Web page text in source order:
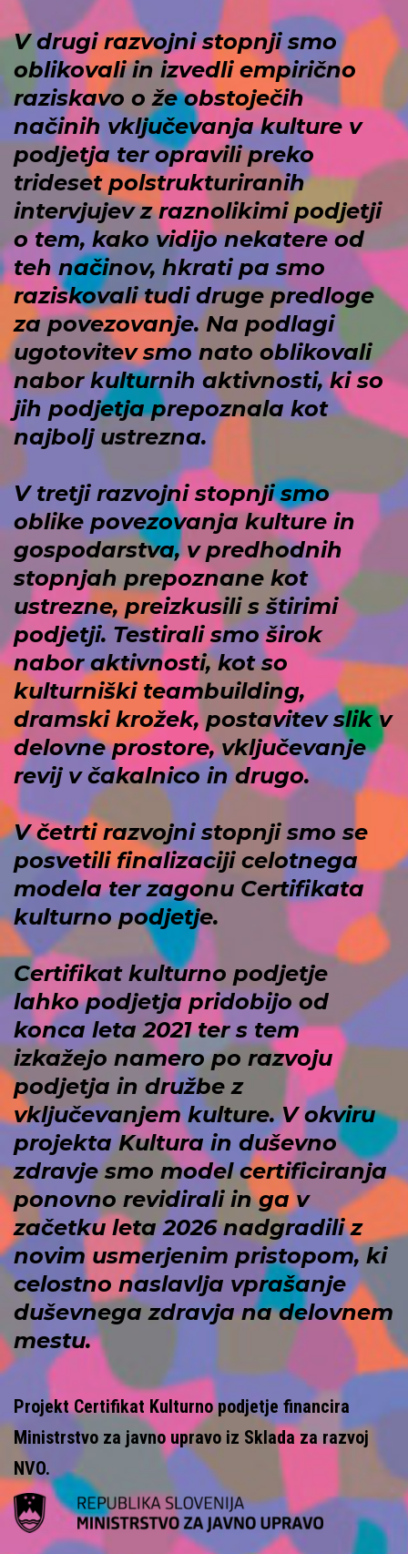
V drugi razvojni stopnji smo
oblikovali in izvedli empirično
raziskavo o že obstoječih
načinih vključevanja kulture v
podjetja ter opravili preko
trideset polstrukturiranih
intervjujev z raznolikimi podjetji
o tem, kako vidijo nekatere od
teh načinov, hkrati pa smo
raziskovali tudi druge predloge
za povezovanje. Na podlagi
ugotovitev smo nato oblikovali
nabor kulturnih aktivnosti, ki so
jih podjetja prepoznala kot
najbolj ustrezna.
V tretji razvojni stopnji smo
oblike povezovanja kulture in
gospodarstva, v predhodnih
stopnjah prepoznane kot
ustrezne, preizkusili s štirimi
podjetji. Testirali smo širok
nabor aktivnosti, kot so
kulturniški teambuilding,
dramski krožek, postavitev slik v
delovne prostore, vključevanje
revij v čakalnico in drugo.
V četrti razvojni stopnji smo se
posvetili finalizaciji celotnega
modela ter zagonu Certifikata
kulturno podjetje.
Certifikat kulturno podjetje
lahko podjetja pridobijo od
konca leta 2021 ter s tem
izkažejo namero po razvoju
podjetja in družbe z
vključevanjem kulture. V okviru
projektaKultura in duševno
zdravjesmo model certificiranja
ponovno revidirali in ga v
začetku leta 2026 nadgradili z
novim usmerjenim pristopom, ki
celostno naslavlja vprašanje
duševnega zdravja na delovnem
mestu.
Projekt Certifikat Kulturno podjetje financira
Ministrstvo za javno upravo iz Sklada za razvoj
NVO.